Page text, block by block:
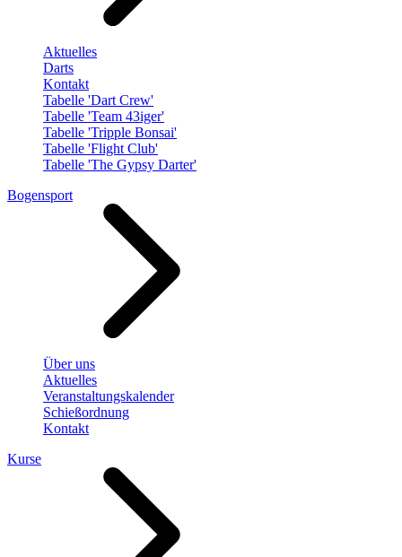
Aktuelles
Darts
Kontakt
Tabelle 'Dart Crew'
Tabelle 'Team 43iger'
Tabelle 'Tripple Bonsai'
Tabelle 'Flight Club'
Tabelle 'The Gypsy Darter'
Bogensport
Über uns
Aktuelles
Veranstaltungskalender
Schießordnung
Kontakt
Kurse